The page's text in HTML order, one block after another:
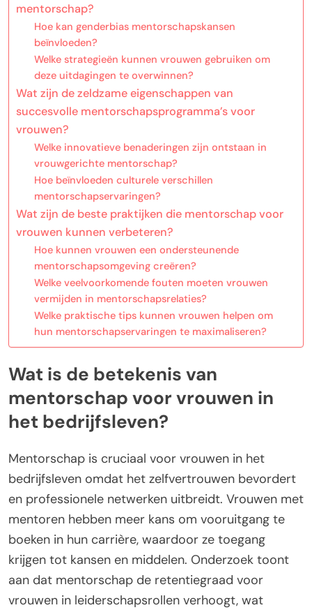
mentorschap?
Hoe kan genderbias mentorschapskansen
beïnvloeden?
Welke strategieën kunnen vrouwen gebruiken om
deze uitdagingen te overwinnen?
Wat zijn de zeldzame eigenschappen van
succesvolle mentorschapsprogramma’s voor
vrouwen?
Welke innovatieve benaderingen zijn ontstaan in
vrouwgerichte mentorschap?
Hoe beïnvloeden culturele verschillen
mentorschapservaringen?
Wat zijn de beste praktijken die mentorschap voor
vrouwen kunnen verbeteren?
Hoe kunnen vrouwen een ondersteunende
mentorschapsomgeving creëren?
Welke veelvoorkomende fouten moeten vrouwen
vermijden in mentorschapsrelaties?
Welke praktische tips kunnen vrouwen helpen om
hun mentorschapservaringen te maximaliseren?
Wat is de betekenis van
mentorschap voor vrouwen in
het bedrijfsleven?
Mentorschap is cruciaal voor vrouwen in het
bedrijfsleven omdat het zelfvertrouwen bevordert
en professionele netwerken uitbreidt. Vrouwen met
mentoren hebben meer kans om vooruitgang te
boeken in hun carrière, waardoor ze toegang
krijgen tot kansen en middelen. Onderzoek toont
aan dat mentorschap de retentiegraad voor
vrouwen in leiderschapsrollen verhoogt, wat